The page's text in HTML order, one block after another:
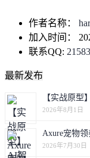
作者名称：
加入时间：
联系QQ:
最新发布
【实战原型
2026年8月1日
Axure宠物
2026年7月30日